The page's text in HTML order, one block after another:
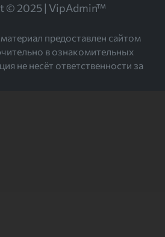
© 2025 | VipAdmin™
предоставлен сайтом
в ознакомительных
не несёт ответственности за